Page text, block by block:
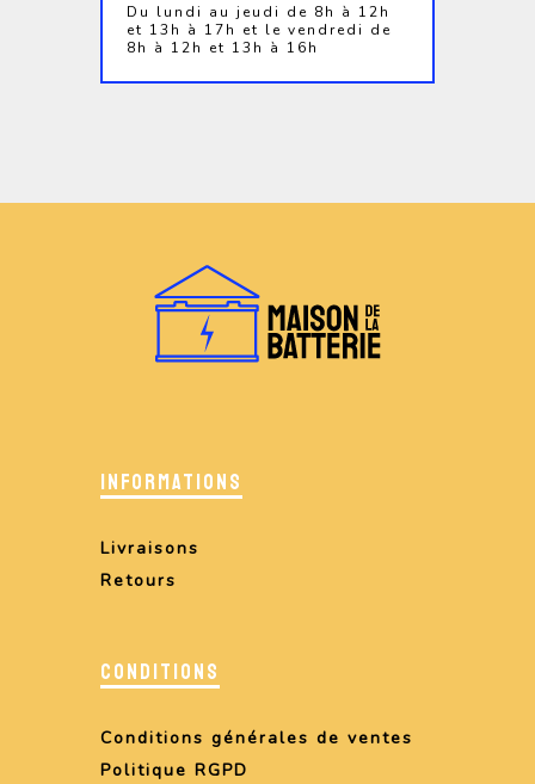
Du lundi au jeudi de 8h à 12h
et 13h à 17h et le vendredi de
8h à 12h et 13h à 16h
INFORMATIONS
Livraisons
Retours
CONDITIONS
Conditions générales de ventes
Politique RGPD